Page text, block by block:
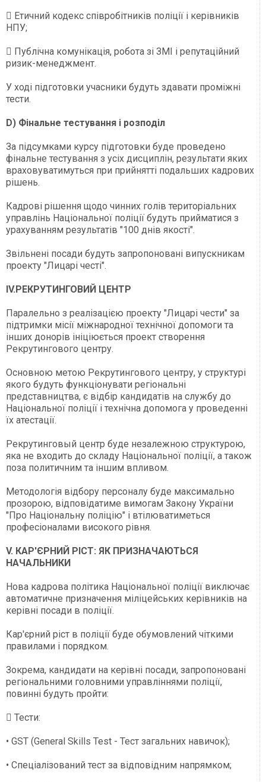
 Етичний кодекс співробітників поліції і керівників
НПУ;
 Публічна комунікація, робота зі ЗМІ і репутаційний
ризик-менеджмент.
У ході підготовки учасники будуть здавати проміжні
тести.
D) Фінальне тестування і розподіл
За підсумками курсу підготовки буде проведено
фінальне тестування з усіх дисциплін, результати яких
враховуватимуться при прийнятті подальших кадрових
рішень.
Кадрові рішення щодо чинних голів територіальних
управлінь Національної поліції будуть прийматися з
урахуванням результатів "100 днів якості".
Звільнені посади будуть запропоновані випускникам
проекту "Лицарі честі".
ІV.РЕКРУТИНГОВИЙ ЦЕНТР
Паралельно з реалізацією проекту "Лицарі чести" за
підтримки місії міжнародної технічної допомоги та
інших донорів ініціюється проект створення
Рекрутингового центру.
Основною метою Рекрутингового центру, у структурі
якого будуть функціонувати регіональні
представництва, є відбір кандидатів на службу до
Національної поліції і технічна допомога у проведенні
їх атестації.
Рекрутинговый центр буде незалежною структурою,
яка не входить до складу Національної поліції, а також
поза политичним та іншим впливом.
Методологія відбору персоналу буде максимально
прозорою, відповідатиме вимогам Закону України
"Про Національну поліцію" і втілюватиметься
професіоналами високого рівня.
V. КАР'ЄРНИЙ РІСТ: ЯК ПРИЗНАЧАЮТЬСЯ
НАЧАЛЬНИКИ
Нова кадрова політика Національної поліції виключає
автоматичне призначення міліцейських керівників на
керівні посади в поліції.
Кар'єрний ріст в поліції буде обумовлений чіткими
правилами і порядком.
Зокрема, кандидати на керівні посади, запропоновані
регіональними головними управліннями поліції,
повинні будуть пройти:
 Тести:
• GST (General Skills Test - Тест загальних навичок);
• Спеціалізований тест за відповідним напрямком;